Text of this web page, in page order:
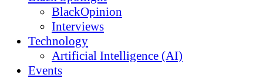
BlackOpinion
Interviews
Technology
Artificial Intelligence (AI)
Events